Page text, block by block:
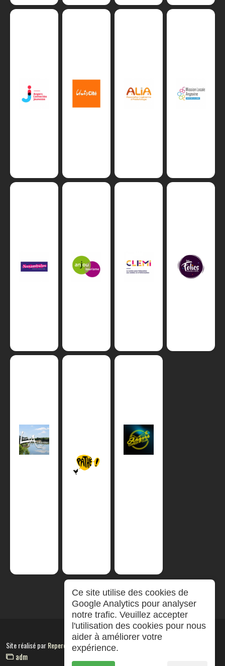
Site réalisé parRepereCom
adm
Ce site utilise des cookies de
Google Analytics pour analyser
notre trafic. Veuillez accepter
l'utilisation des cookies pour nous
aider à améliorer votre
expérience.